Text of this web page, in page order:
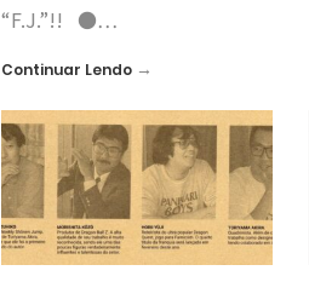
“F.J.”!! ●…
Continuar Lendo →